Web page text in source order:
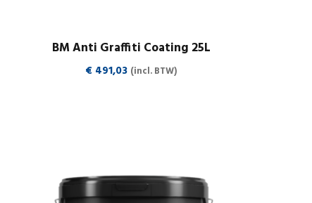
BM Anti Graffiti Coating 25L
€ 491,03 (incl. BTW)